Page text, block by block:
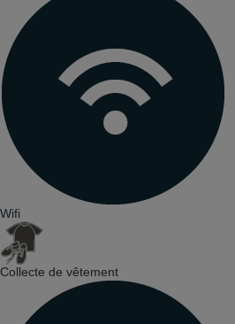
Wifi
Collecte de vêtement